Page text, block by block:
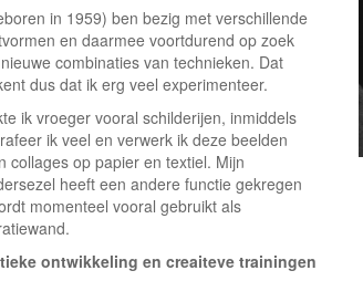
in 1959) ben bezig met verschillende
en daarmee voortdurend op zoek
combinaties van technieken. Dat
dus dat ik erg veel experimenteer.
ik vroeger vooral schilderijen, inmiddels
ik veel en verwerk ik deze beelden
collages op papier en textiel. Mijn
heeft een andere functie gekregen
momenteel vooral gebruikt als
ontwikkeling en creaiteve trainingen